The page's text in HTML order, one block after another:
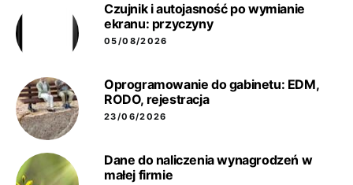
Czujnik i autojasność po wymianie
ekranu: przyczyny
05/08/2026
Oprogramowanie do gabinetu: EDM,
RODO, rejestracja
23/06/2026
Dane do naliczenia wynagrodzeń w
małej firmie